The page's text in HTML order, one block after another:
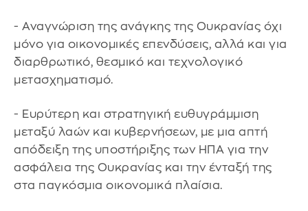
- Αναγνώριση της ανάγκης της Ουκρανίας όχι
μόνο για οικονομικές επενδύσεις, αλλά και για
διαρθρωτικό, θεσμικό και τεχνολογικό
μετασχηματισμό.
- Ευρύτερη και στρατηγική ευθυγράμμιση
μεταξύ λαών και κυβερνήσεων, με μια απτή
απόδειξη της υποστήριξης των ΗΠΑ για την
ασφάλεια της Ουκρανίας και την ένταξή της
στα παγκόσμια οικονομικά πλαίσια.